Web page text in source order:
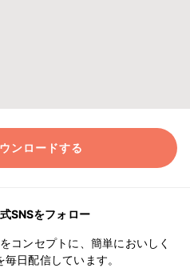
ンロードする
SNSをフォロー
コンセプトに、簡単においしく
日配信しています。